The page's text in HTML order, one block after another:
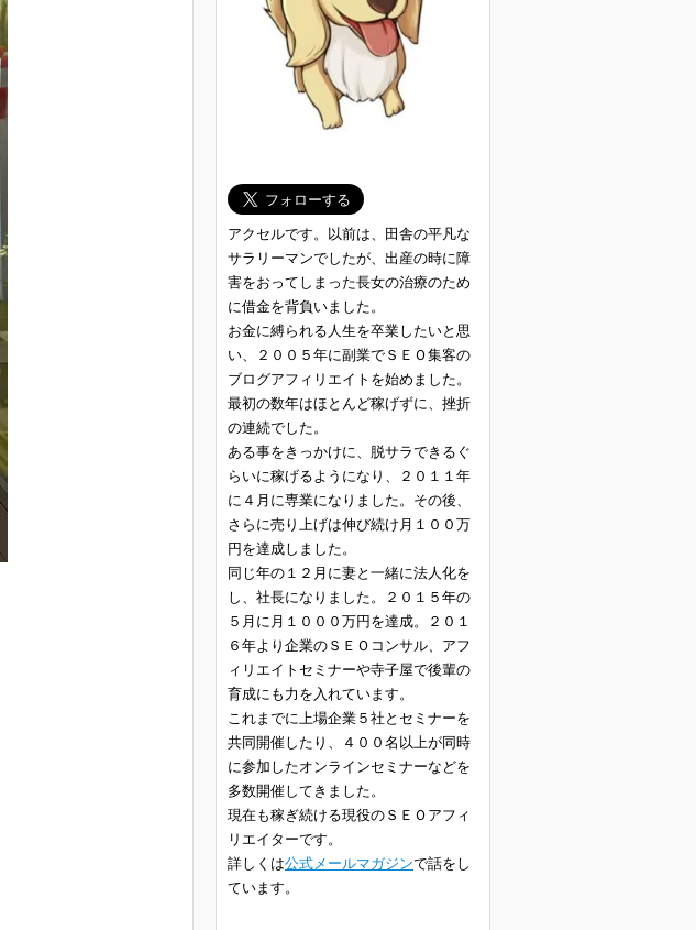
アクセルです。以前は、田舎の平凡な
サラリーマンでしたが、出産の時に障
害をおってしまった長女の治療のため
に借金を背負いました。
お金に縛られる人生を卒業したいと思
い、２００５年に副業でＳＥＯ集客の
ブログアフィリエイトを始めました。
最初の数年はほとんど稼げずに、挫折
の連続でした。
ある事をきっかけに、脱サラできるぐ
らいに稼げるようになり、２０１１年
に４月に専業になりました。その後、
さらに売り上げは伸び続け月１００万
円を達成しました。
同じ年の１２月に妻と一緒に法人化を
し、社長になりました。２０１５年の
５月に月１０００万円を達成。２０１
６年より企業のＳＥＯコンサル、アフ
ィリエイトセミナーや寺子屋で後輩の
育成にも力を入れています。
これまでに上場企業５社とセミナーを
共同開催したり、４００名以上が同時
に参加したオンラインセミナーなどを
多数開催してきました。
現在も稼ぎ続ける現役のＳＥＯアフィ
リエイターです。
詳しくは公式メールマガジンで話をし
ています。